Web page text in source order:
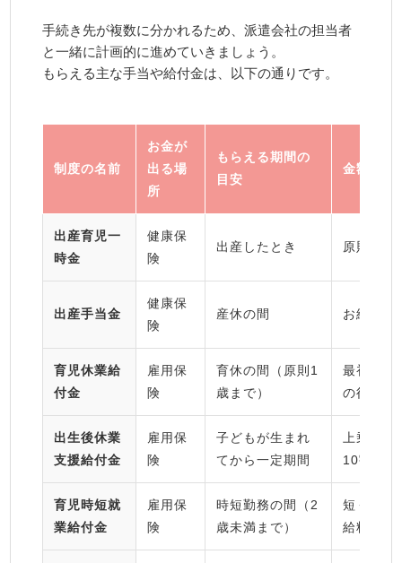
手続き先が複数に分かれるため、派遣会社の担当者
と一緒に計画的に進めていきましょう。
もらえる主な手当や給付金は、以下の通りです。
制度の名前
お金が
出る場
所
もらえる期間の
目安
金額など
出産育児一
時金
健康保
険
出産したとき 原則50万
出産手当金
健康保
険
産休の間 お給料の
育児休業給
付金
雇用保
険
育休の間（原則1
歳まで）
最初の半
の後は
出生後休業
支援給付金
雇用保
険
子どもが生まれ
てから一定期間
上乗せ
10割程度
育児時短就
業給付金
雇用保
険
時短勤務の間（2
歳未満まで）
短くなっ
給料を一